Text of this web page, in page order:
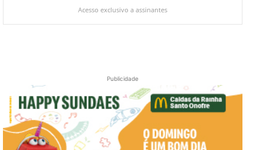
Acesso exclusivo a assinantes
Publicidade